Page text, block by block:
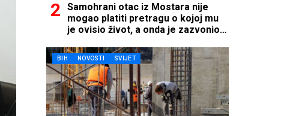
Samohrani otac iz Mostara nije
mogao platiti pretragu o kojoj mu
je ovisio život, a onda je zazvonio
BIH NOVOSTI SVIJET